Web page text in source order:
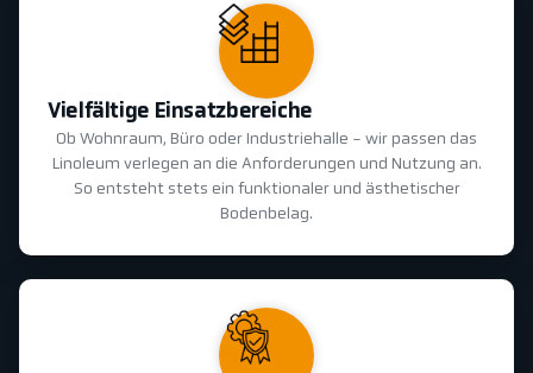
Vielfältige Einsatzbereiche
Ob Wohnraum, Büro oder Industriehalle - wir passen das
Linoleum verlegen an die Anforderungen und Nutzung an.
So entsteht stets ein funktionaler und ästhetischer
Bodenbelag.